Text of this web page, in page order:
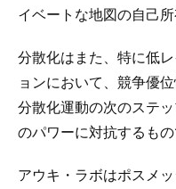
イベートな地図の自己所
分散化はまた、特に低
ョンにおいて、競争優
分散化運動の次のステ
のパワーに対抗するもの
アウキ・ラボはポスメ